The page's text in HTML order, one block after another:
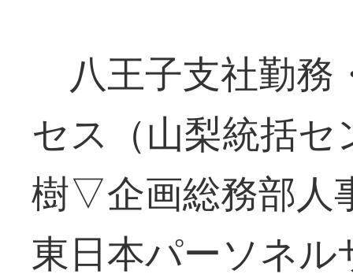
八王子支社勤務
セス（山梨統括
樹▽企画総務部人
東日本パーソネ